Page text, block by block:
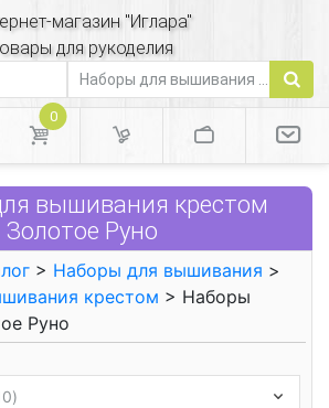
магазин "Иглара"
для рукоделия
0
вышивания крестом
Золотое Руно
> Наборы для вышивания >
крестом > Наборы
Руно